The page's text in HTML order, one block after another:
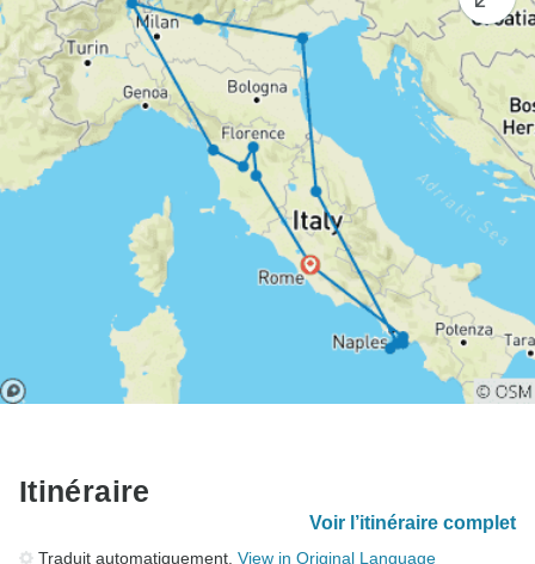
Itinéraire
Voir l’itinéraire complet
Traduit automatiquement. View in Original Language